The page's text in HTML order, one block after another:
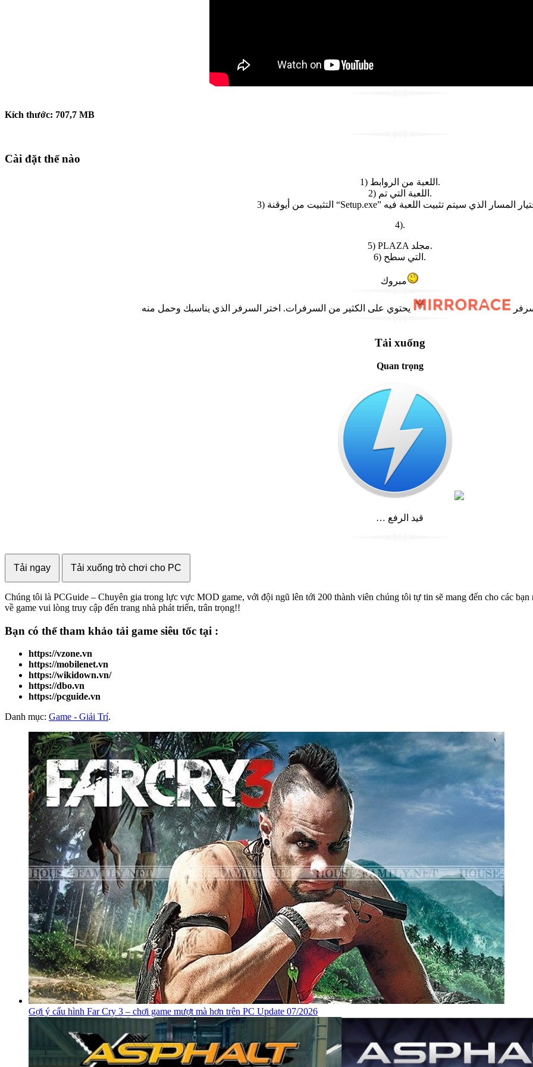
Kích thước: 707,7 MB
Cài đặt thế nào
1) اللعبة من الروابط.
2) اللعبة التي تم.
4).
5) PLAZA مجلد.
6) التي سطح.
مبروك
Tải xuống
Quan trọng
… قيد الرفع
Tải ngay Tải xuống trò chơi cho PC
Chúng tôi là PCGuide – Chuyên gia trong lực vực MOD game, với đội ngũ lên tới 200 thành viên chúng tôi tự tin sẽ mang đến cho các
về game vui lòng truy cập đến trang nhà phát triển, trân trọng!!
Bạn có thể tham khảo tải game siêu tốc tại :
https://vzone.vn
https://mobilenet.vn
https://wikidown.vn/
https://dbo.vn
https://pcguide.vn
Danh mục: Game - Giải Trí.
Gợi ý cấu hình Far Cry 3 – chơi game mượt mà hơn trên PC Update 07/2026